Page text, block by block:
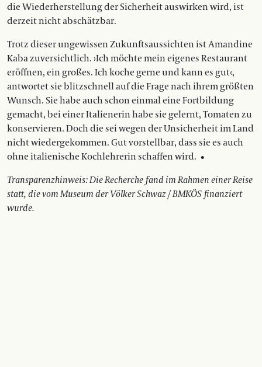
die Wiederherstellung der Sicherheit auswirken wird, ist
derzeit nicht abschätzbar.
Trotz dieser ungewissen Zukunftsaussichten ist Amandine
Kaba zuversichtlich. ›Ich möchte mein eigenes Restaurant
eröffnen, ein großes. Ich koche gerne und kann es gut‹,
antwortet sie blitzschnell auf die Frage nach ihrem größten
Wunsch. Sie habe auch schon einmal eine Fortbildung
gemacht, bei einer Italienerin habe sie gelernt, Tomaten zu
konservieren. Doch die sei wegen der Unsicherheit im Land
nicht wiedergekommen. Gut vorstellbar, dass sie es auch
ohne italienische Kochlehrerin schaffen wird. •
Transparenzhinweis: Die Recherche fand im Rahmen einer Reise
statt, die vom Museum der Völker Schwaz / BMKÖS finanziert
wurde.